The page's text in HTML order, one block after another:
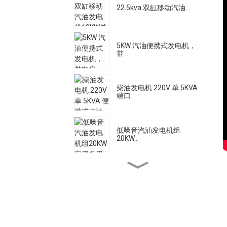
22.5kva 双缸移动汽油...
5KW 汽油便携式发电机，
带...
柴油发电机 220V 单 5KVA
端口...
低噪音汽油发电机组
20KW...